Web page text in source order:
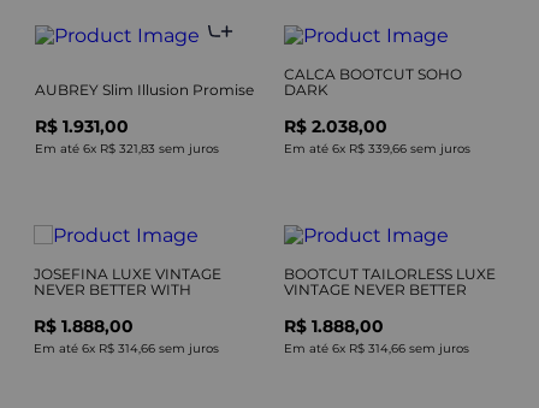
AUBREY Slim Illusion Promise
R$ 1.931,00
Em até 6x R$ 321,83 sem juros
CALCA BOOTCUT SOHO
DARK
R$ 2.038,00
Em até 6x R$ 339,66 sem juros
JOSEFINA LUXE VINTAGE
NEVER BETTER WITH
R$ 1.888,00
Em até 6x R$ 314,66 sem juros
BOOTCUT TAILORLESS LUXE
VINTAGE NEVER BETTER
R$ 1.888,00
Em até 6x R$ 314,66 sem juros